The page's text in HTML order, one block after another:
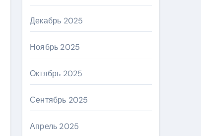
Декабрь 2025
Ноябрь 2025
Октябрь 2025
Сентябрь 2025
Апрель 2025